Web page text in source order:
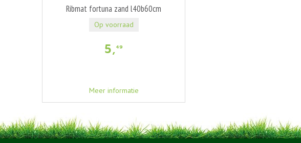
Ribmat fortuna zand l40b60cm
5,49
Meer informatie
Op voorraad